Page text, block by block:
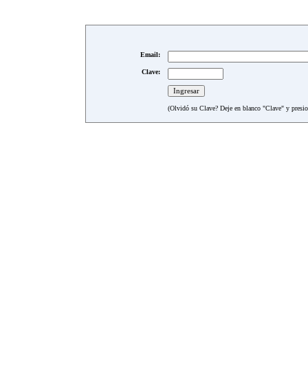
Email:
Clave:
(Olvidó su Clave? Deje en blanco "Clave" y